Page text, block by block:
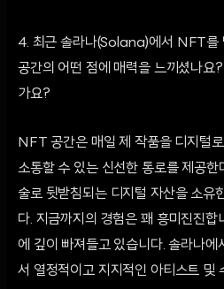
4. 최근 솔라나(Solana)에서 NFT를
공간의 어떤 점에 매력을 느끼셨나요
가요?
NFT 공간은 매일 제 작품을 디지털
소통할 수 있는 신선한 통로를 제공한
술로 뒷받침되는 디지털 자산을 소유
다. 지금까지의 경험은 꽤 흥미진진
에 깊이 빠져들고 있습니다. 솔라나
서 열정적이고 지지적인 아티스트 및